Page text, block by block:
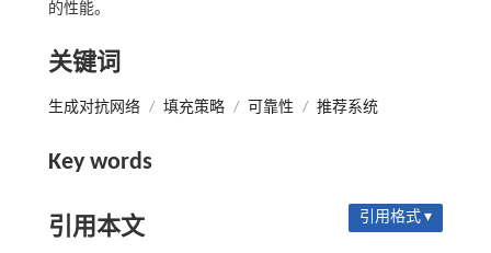
的性能。
关键词
生成对抗网络 / 填充策略 / 可靠性 / 推荐系统
Key words
引用本文 引用格式 ▾